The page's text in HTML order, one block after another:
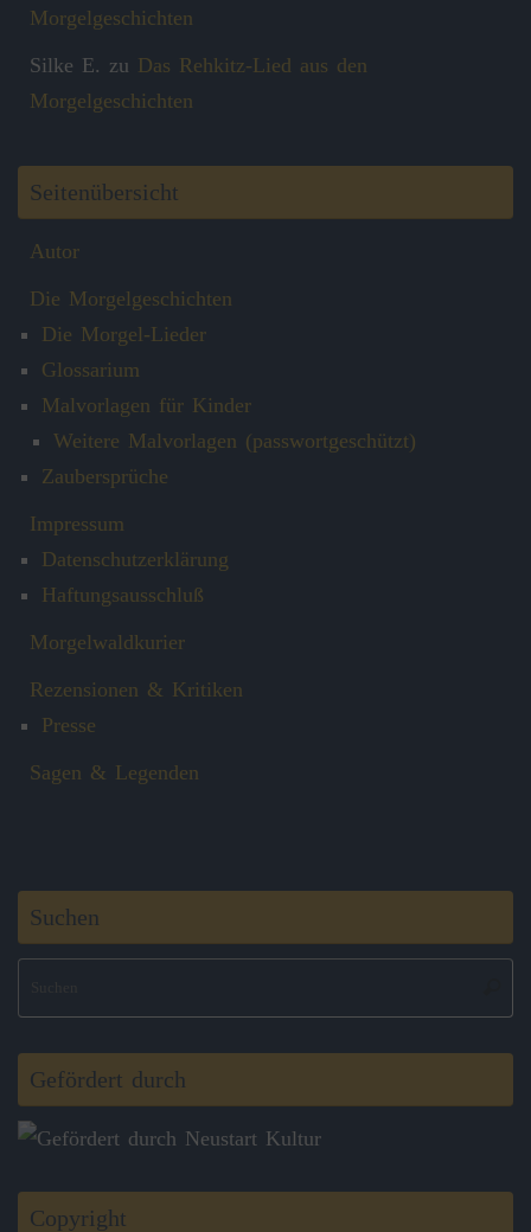
Morgelgeschichten
Silke E. zu Das Rehkitz-Lied aus den
Morgelgeschichten
Seitenübersicht
Autor
Die Morgelgeschichten
Die Morgel-Lieder
Glossarium
Malvorlagen für Kinder
Weitere Malvorlagen (passwortgeschützt)
Zaubersprüche
Impressum
Datenschutzerklärung
Haftungsausschluß
Morgelwaldkurier
Rezensionen & Kritiken
Presse
Sagen & Legenden
Suchen
Gefördert durch
Copyright